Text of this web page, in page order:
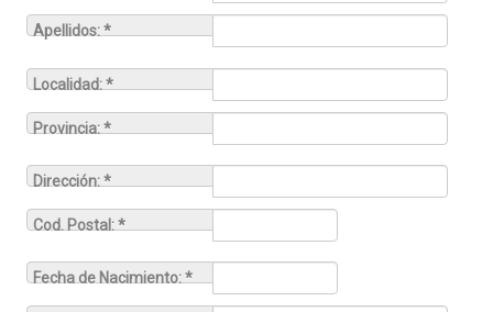
Apellidos: *
Localidad: *
Provincia: *
Dirección: *
Cod. Postal: *
Fecha de Nacimiento: *